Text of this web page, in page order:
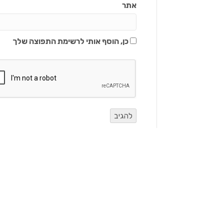
אתר
כן, הוסף אותי לרשימת התפוצה שלך